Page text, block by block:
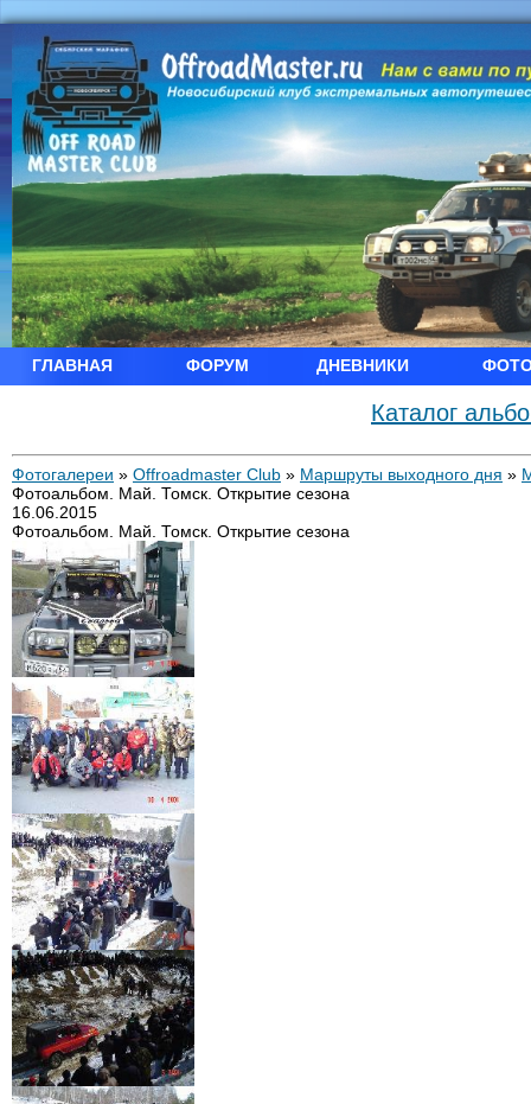
ГЛАВНАЯ ФОРУМ ДНЕВНИКИ
Каталог
Фотогалереи » Offroadmaster Club » Маршруты выходного дня »
Фотоальбом. Май. Томск. Открытие сезона
16.06.2015
Фотоальбом. Май. Томск. Открытие сезона